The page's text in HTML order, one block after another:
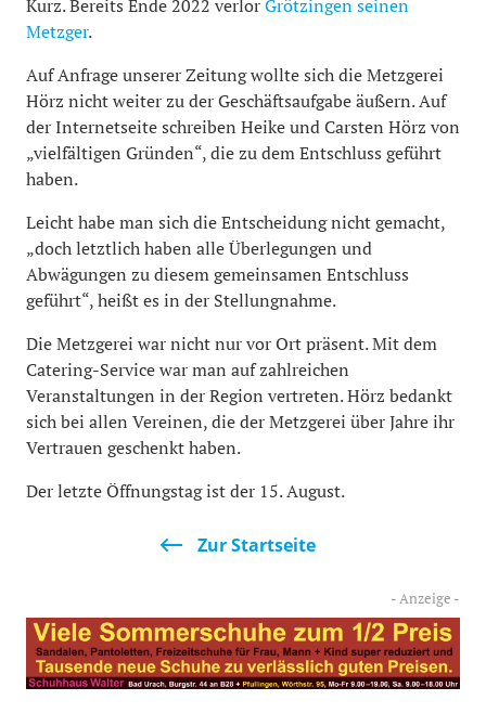
Kurz. Bereits Ende 2022 verlorGrötzingen seinen
Metzger.
Auf Anfrage unserer Zeitung wollte sich die Metzgerei
Hörz nicht weiter zu der Geschäftsaufgabe äußern. Auf
der Internetseite schreiben Heike und Carsten Hörz von
„vielfältigen Gründen“, die zu dem Entschluss geführt
haben.
Leicht habe man sich die Entscheidung nicht gemacht,
„doch letztlich haben alle Überlegungen und
Abwägungen zu diesem gemeinsamen Entschluss
geführt“, heißt es in der Stellungnahme.
Die Metzgerei war nicht nur vor Ort präsent. Mit dem
Catering-Service war man auf zahlreichen
Veranstaltungen in der Region vertreten. Hörz bedankt
sich bei allen Vereinen, die der Metzgerei über Jahre ihr
Vertrauen geschenkt haben.
Der letzte Öffnungstag ist der 15. August.
Zur Startseite